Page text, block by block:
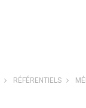
RÉFÉRENTIELS